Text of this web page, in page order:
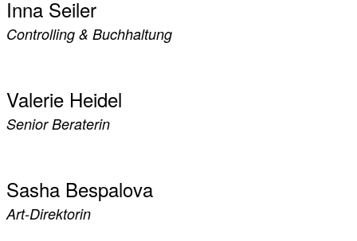
Inna Seiler
Controlling & Buchhaltung
Valerie Heidel
Senior Beraterin
Sasha Bespalova
Art-Direktorin